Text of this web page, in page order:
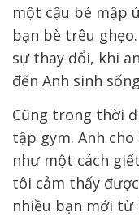
một cậu bé mập
bạn bè trêu
sự thay đổi, khi
đến Anh sinh
Cũng trong thời
tập gym. Anh
như một cách
tôi cảm thấy
nhiều bạn mới từ